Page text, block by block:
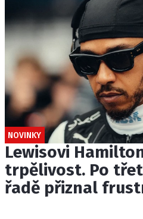
NOVINKY
Lewisovi
trpělivost. Po
řadě přiznal